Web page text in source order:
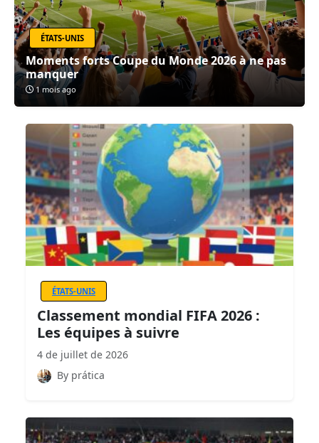
ÉTATS-UNIS
Moments forts Coupe du Monde 2026 à ne pas
manquer
1 mois ago
ÉTATS-UNIS
Classement mondial FIFA 2026 :
Les équipes à suivre
4 de juillet de 2026
By prática